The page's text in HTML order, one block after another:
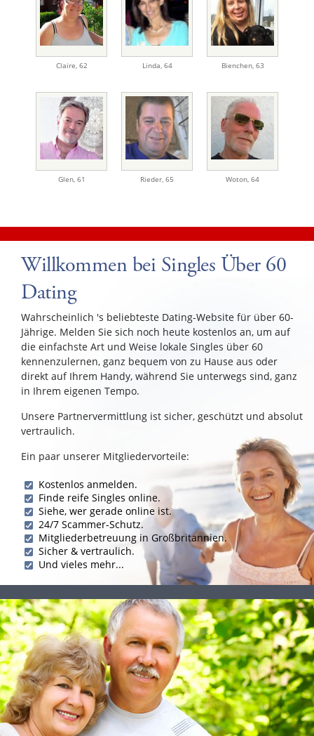
Claire 62 Linda 64 Bienchen, 63
Glen, 61 Rieder 65 Woton 64
Willkommen bei Singles Über 60
Dating
Wahrscheinlich 's beliebteste Dating-Website für über 60-
Jährige. Melden Sie sich noch heute kostenlos an, um auf
die einfachste Art und Weise lokale Singles über 60
kennenzulernen, ganz bequem von zu Hause aus oder
direkt auf Ihrem Handy, während Sie unterwegs sind, ganz
in Ihrem eigenen Tempo.
Unsere Partnervermittlung ist sicher, geschützt und absolut
vertraulich.
Ein paar unserer Mitgliedervorteile:
Kostenlos anmelden.
Finde reife Singles online.
Siehe, wer gerade online ist.
24/7 Scammer-Schutz.
Mitgliederbetreuung in Großbritannien.
Sicher & vertraulich.
Und vieles mehr...